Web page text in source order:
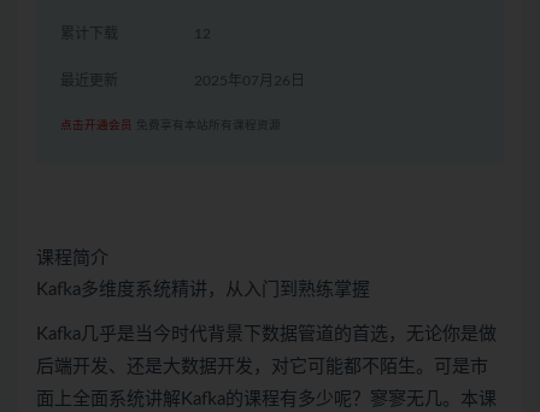
累计下载 12
最近更新 2025年07月26日
点击开通会员 免费享有本站所有课程资源
课程简介
Kafka多维度系统精讲，从入门到熟练掌握
Kafka几乎是当今时代背景下数据管道的首选，无论你是做
后端开发、还是大数据开发，对它可能都不陌生。可是市
面上全面系统讲解Kafka的课程有多少呢？寥寥无几。本课